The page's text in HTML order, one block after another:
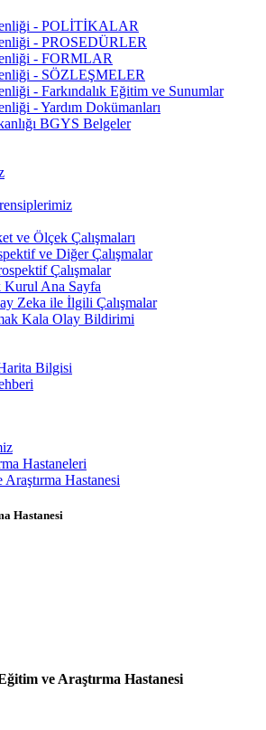
- POLİTİKALAR
- PROSEDÜRLER
- FORMLAR
- SÖZLEŞMELER
- Farkındalık Eğitim ve Sunumlar
- Yardım Dokümanları
BGYS Belgeler
ve Ölçek Çalışmaları
ve Diğer Çalışmalar
Çalışmalar
Kurul Ana Sayfa
Zeka ile İlgili Çalışmalar
Kala Olay Bildirimi
Bilgisi
Hastaneleri
Hastanesi
Hastanesi
ve Araştırma Hastanesi